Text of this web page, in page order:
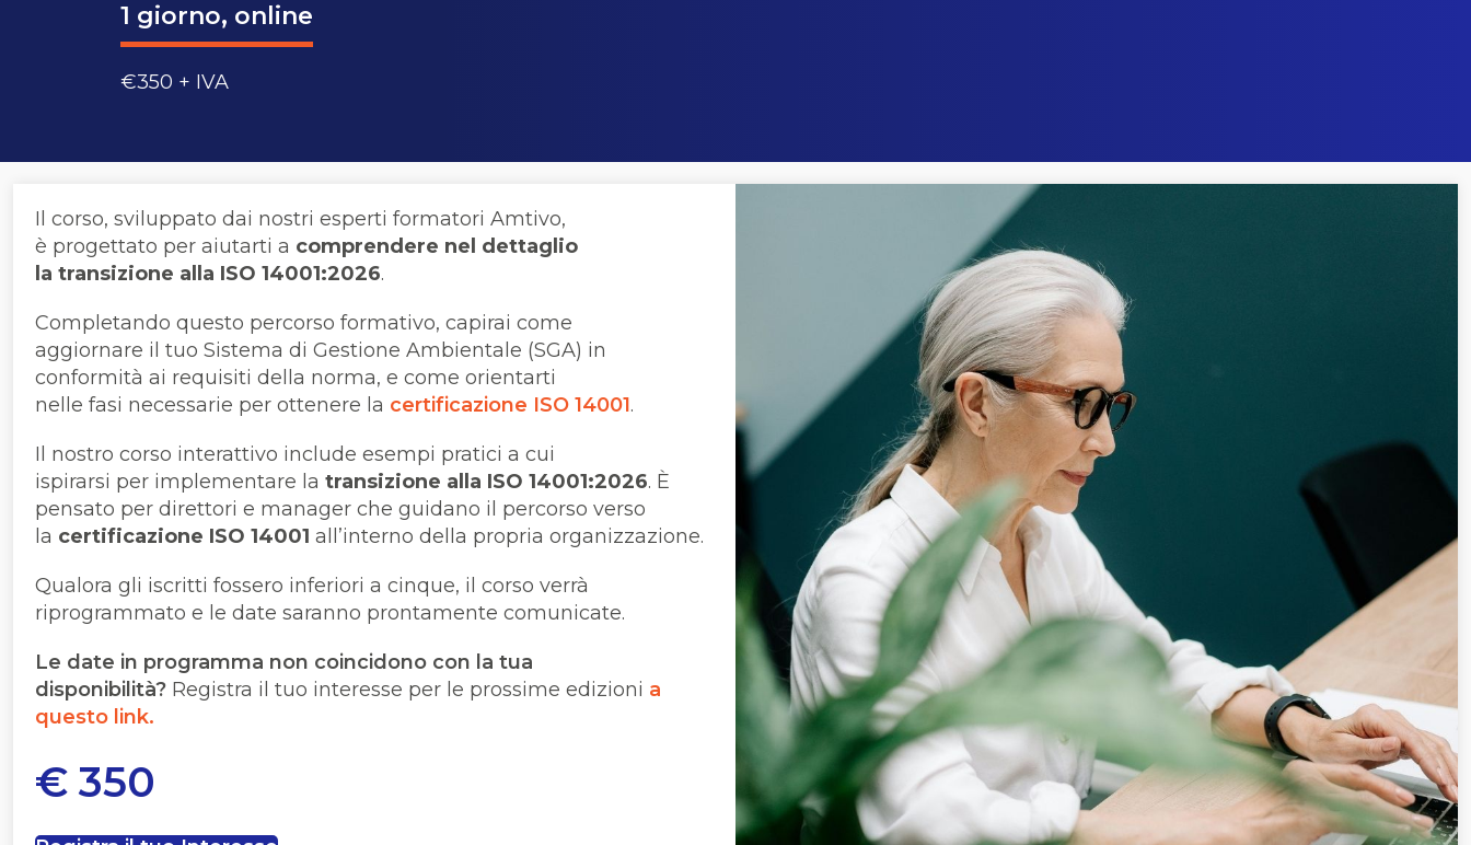
1 giorno, online
€350 + IVA
Il corso, sviluppato dai nostri esperti formatori Amtivo,
è progettato per aiutarti a comprendere nel dettaglio
la transizione alla ISO 14001:2026.
Completando questo percorso formativo, capirai come
aggiornare il tuo Sistema di Gestione Ambientale (SGA) in
conformità ai requisiti della norma, e come orientarti
nelle fasi necessarie per ottenere la certificazione ISO 14001.
Il nostro corso interattivo include esempi pratici a cui
ispirarsi per implementare la transizione alla ISO 14001:2026. È
pensato per direttori e manager che guidano il percorso verso
la certificazione ISO 14001 all’interno della propria organizzazione.
Qualora gli iscritti fossero inferiori a cinque, il corso verrà
riprogrammato e le date saranno prontamente comunicate.
Le date in programma non coincidono con la tua
disponibilità? Registra il tuo interesse per le prossime edizioni a
questo link.
€ 350